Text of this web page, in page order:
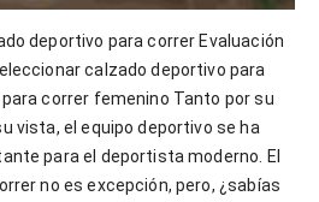
deportivo para correr Evaluación
calzado deportivo para
correr femenino Tanto por su
vista, el equipo deportivo se ha
para el deportista moderno. El
no es excepción, pero, ¿sabías